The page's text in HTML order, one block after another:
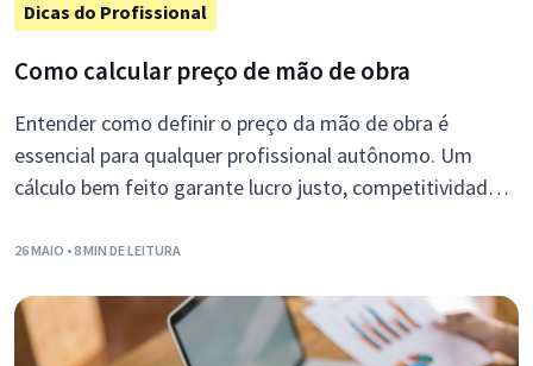
Dicas do Profissional
Como calcular preço de mão de obra
Entender como definir o preço da mão de obra é
essencial para qualquer profissional autônomo. Um
cálculo bem feito garante lucro justo, competitividade e
26 MAIO • 8 MIN DE LEITURA